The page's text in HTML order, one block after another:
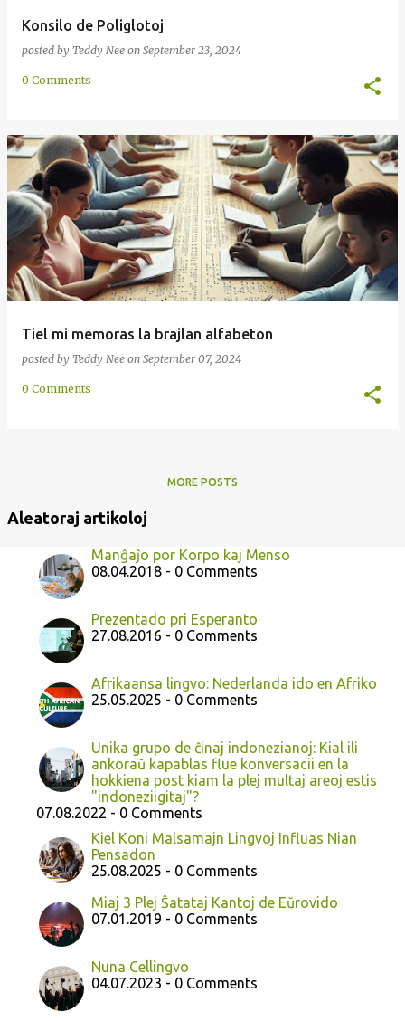
Konsilo de Poliglotoj
posted by Teddy Nee on September 23, 2024
0 Comments
Tiel mi memoras la brajlan alfabeton
posted by Teddy Nee on September 07, 2024
0 Comments
MORE POSTS
Aleatoraj artikoloj
Manĝaĵo por Korpo kaj Menso
08.04.2018 - 0 Comments
Prezentado pri Esperanto
27.08.2016 - 0 Comments
Afrikaansa lingvo: Nederlanda ido en Afriko
25.05.2025 - 0 Comments
Unika grupo de ĉinaj indonezianoj: Kial ili
ankoraŭ kapablas flue konversacii en la
hokkiena post kiam la plej multaj areoj estis
"indoneziigitaj"?
07.08.2022 - 0 Comments
Kiel Koni Malsamajn Lingvoj Influas Nian
Pensadon
25.08.2025 - 0 Comments
Miaj 3 Plej Ŝatataj Kantoj de Eŭrovido
07.01.2019 - 0 Comments
Nuna Cellingvo
04.07.2023 - 0 Comments